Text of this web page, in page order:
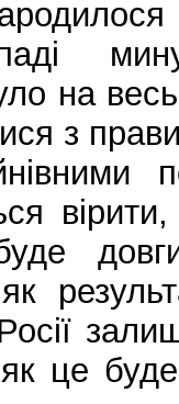
на
з
це